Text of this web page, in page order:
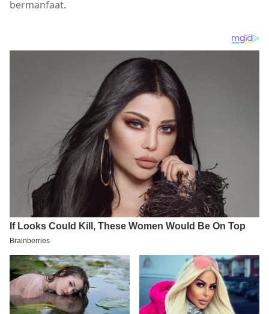
bermanfaat.